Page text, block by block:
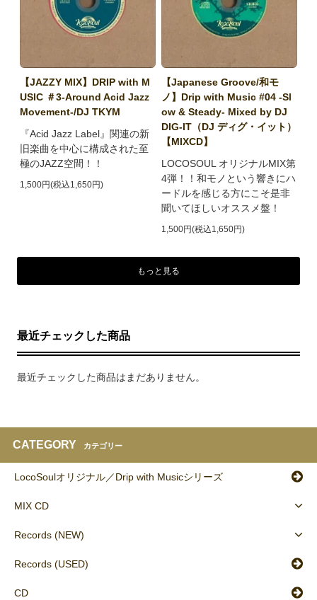
【JAZZY MIX】DRIP with M
USIC ＃3-Around Acid Jazz
Movement-/DJ TKYM
『Acid Jazz Label』関連の新
旧楽曲を中心に構成された至
極のJAZZ空間！！
1,500円(税込1,650円)
【Japanese Groove/和モ
ノ】Drip with Music #04 -Sl
ow & Steady- Mixed by DJ
DIG-IT（DJ ディグ・イット）
【MIXCD】
LOCOSOUL オリジナルMIX第
4弾！！和モノという響きにハ
ードルを感じる方にこそ是非
聞いてほしいオススメ盤！
1,500円(税込1,650円)
もっと見る
最近チェックした商品
最近チェックした商品はまだありません。
CATEGORY カテゴリー
LocoSoulオリジナル／Drip with Musicシリーズ
MIX CD
Records (NEW)
Records (USED)
CD